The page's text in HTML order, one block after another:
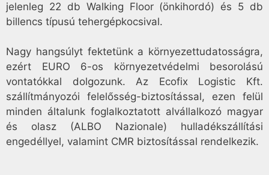
jelenleg 22 db Walking Floor (önkihordó) és 5 db
billencs típusú tehergépkocsival.
Nagy hangsúlyt fektetünk a környezettudatosságra,
ezért EURO 6-os környezetvédelmi besorolású
vontatókkal dolgozunk. Az Ecofix Logistic Kft.
szállítmányozói felelősség-biztosítással, ezen felül
minden általunk foglalkoztatott alvállalkozó magyar
és olasz (ALBO Nazionale) hulladékszállítási
engedéllyel, valamint CMR biztosítással rendelkezik.